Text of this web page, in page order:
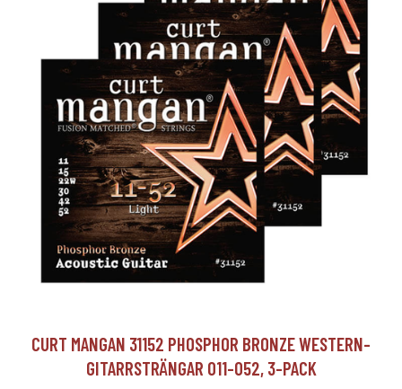
CURT MANGAN 31152 PHOSPHOR BRONZE WESTERN-
GITARRSTRÄNGAR 011-052, 3-PACK